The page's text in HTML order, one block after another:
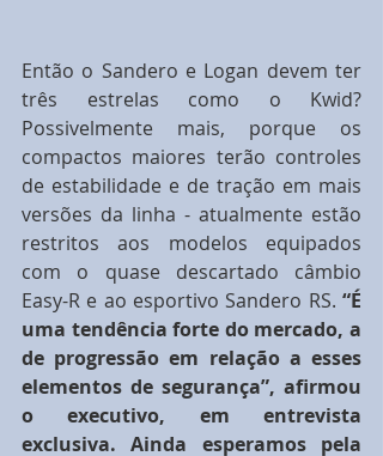
Então o Sandero e Logan devem ter
três estrelas como o Kwid?
Possivelmente mais, porque os
compactos maiores terão controles
de estabilidade e de tração em mais
versões da linha - atualmente estão
restritos aos modelos equipados
com o quase descartado câmbio
Easy-R e ao esportivo Sandero RS. “É
uma tendência forte do mercado, a
de progressão em relação a esses
elementos de segurança”, afirmou
o executivo, em entrevista
exclusiva. Ainda esperamos pela